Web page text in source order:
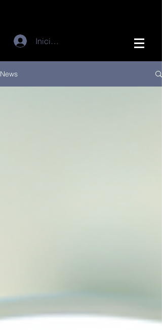
Iniciar sesión
News